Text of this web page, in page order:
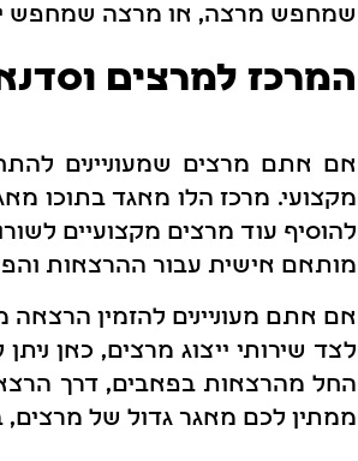
שמחפש מרצה, או מרצה שמחפש
המרכז למרצים
אם אתם מרצים שמעוניינים
מקצועי. מרכז הלו מאגד בתוכו
להוסיף עוד מרצים מקצועיים
מותאם אישית עבור ההרצאות
אם אתם מעוניינים להזמין
לצד שירותי ייצוג מרצים, כאן
החל מהרצאות בפאבים, דרך
ממתין לכם מאגר גדול של